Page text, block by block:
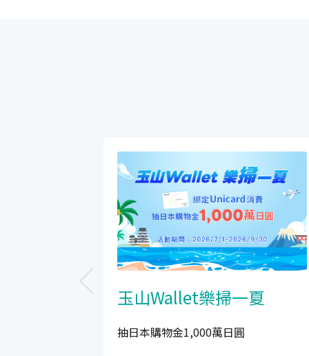
玉山Wallet樂掃一夏
抽日本購物金1,000萬日圓